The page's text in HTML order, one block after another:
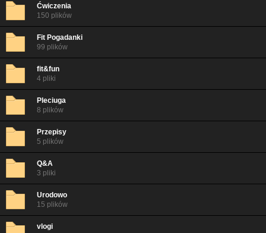
Ćwiczenia
150 plików
Fit Pogadanki
99 plików
fit&fun
4 pliki
Pleciuga
8 plików
Przepisy
5 plików
Q&A
3 pliki
Urodowo
15 plików
vlogi